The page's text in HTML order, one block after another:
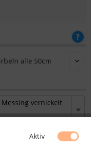
vernickelt
Aktiv